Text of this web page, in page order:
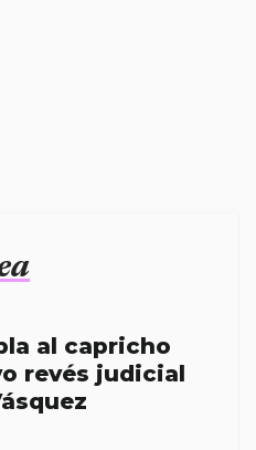
al capricho
revés judicial